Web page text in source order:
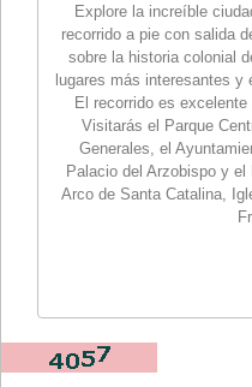
Explore la increíble
recorrido a pie con salida
sobre la historia colonial
lugares más interesantes y
El recorrido es
Visitarás el Parque
Generales, el
Palacio del Arzobispo y
Arco de Santa Catalina,